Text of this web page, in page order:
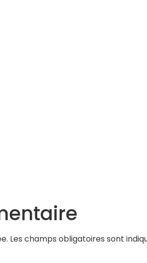
Les champs obligatoires sont